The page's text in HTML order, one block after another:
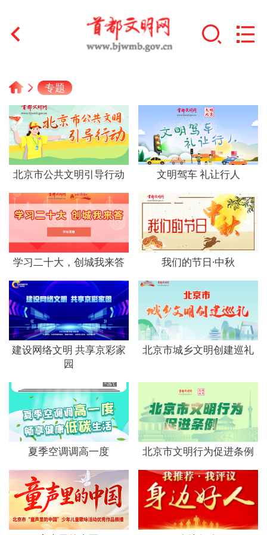
首页
文明创建
+
文明实践
文明培育
+
未成年人思想道德建设
榜样人物
+
身边好人
文明评论
北京宣传文化引导基金
宣传思想文化人才
资料库
+
专题
北京市公共文明引导行动 文明驾车 礼让行人
学习二十大，创城我来答 我们的节日·中秋
建设网络文明 共享京彩家
园
北京市城乡文明创建巡礼
夏季空调调高一度 北京市文明行为促进条例